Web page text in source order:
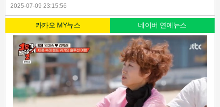
2025-07-09 23:15:56
카카오 MY뉴스 네이버 연예뉴스